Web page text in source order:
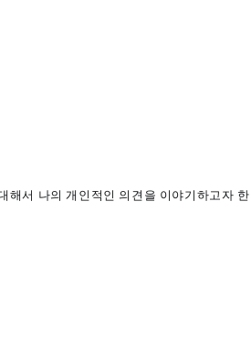
해서 나의 개인적인 의견을 이야기하고자 한